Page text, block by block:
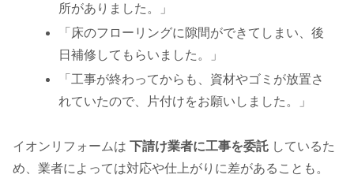
所がありました。」
「床のフローリングに隙間ができてしまい、後
日補修してもらいました。」
「工事が終わってからも、資材やゴミが放置さ
れていたので、片付けをお願いしました。」
イオンリフォームは 下請け業者に工事を委託 しているた
め、業者によっては対応や仕上がりに差があることも。